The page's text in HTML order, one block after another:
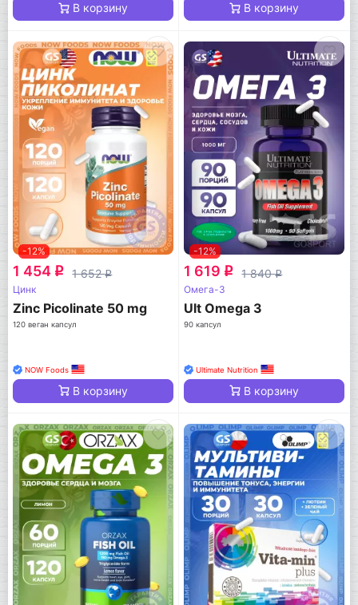
В корзину В корзину
-12%
1 454 q 1 652q
Цинк
Zinc Picolinate 50 mg
120 веган капсул
NOW Foods
В корзину
-12%
1 619 q 1 840q
Омега-3
Ult Omega 3
90 капсул
Ultimate Nutrition
В корзину